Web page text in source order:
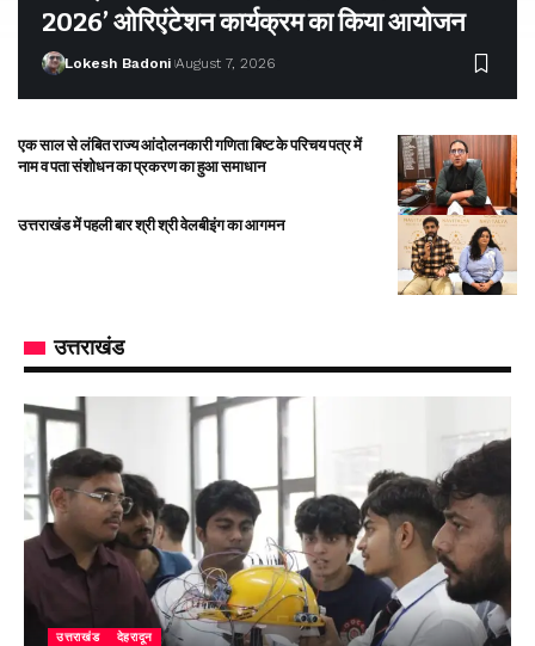
2026’ ओरिएंटेशन कार्यक्रम का किया आयोजन
Lokesh Badoni August 7, 2026
एक साल से लंबित राज्य आंदोलनकारी गणिता बिष्ट के परिचय पत्र में
नाम व पता संशोधन का प्रकरण का हुआ समाधान
उत्तराखंड में पहली बार श्री श्री वेलबीइंग का आगमन
उत्तराखंड
उत्तराखंड देहरादून